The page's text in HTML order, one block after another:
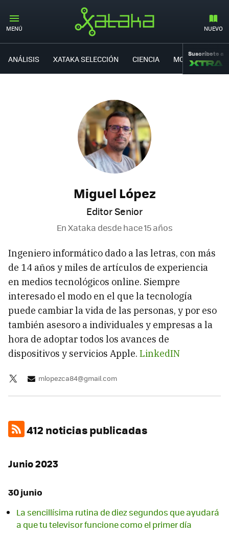
MENÚ NUEVO
ANÁLISIS XATAKA SELECCIÓN CIENCIA MOVILIDAD
Suscríbete a
Miguel López
Editor Senior
En Xataka desdehace 15 años
Ingeniero informático dado a las letras, con más
de 14 años y miles de artículos de experiencia
en medios tecnológicos online. Siempre
interesado el modo en el que la tecnología
puede cambiar la vida de las personas, y por eso
también asesoro a individuales y empresas a la
hora de adoptar todos los avances de
dispositivos y servicios Apple. LinkedIN
mlopezca84@gmail.com
412 noticias publicadas
Junio 2023
30 junio
La sencillísima rutina de diez segundos que ayudará
a que tu televisor funcione como el primer día